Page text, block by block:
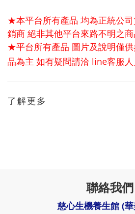
★本平台所有產品 均為正統公
銷商 絕非其他平台來路不明之
★平台所有產品 圖片及說明僅
品為主 如有疑問請洽 line客服人
了解更多
聯絡我們
慈心生機養生館 (